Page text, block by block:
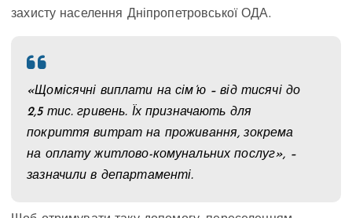
захисту населення Дніпропетровської ОДА.
«Щомісячні виплати на сім’ю – від тисячі до
2,5 тис. гривень. Їх призначають для
покриття витрат на проживання, зокрема
на оплату житлово-комунальних послуг», –
зазначили в департаменті.